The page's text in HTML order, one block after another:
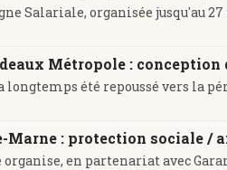
Salariale, organisée jusqu'au 27
Métropole :
été repoussé vers la
Marne : protection sociale /
organise, en partenariat avec